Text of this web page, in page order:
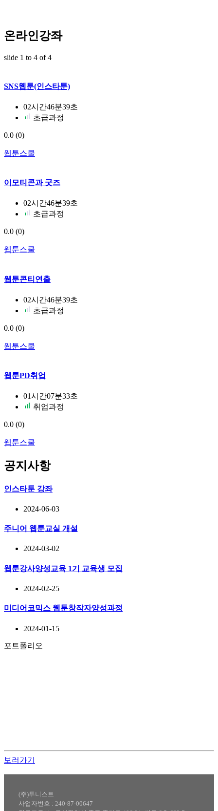
온라인강좌
slide 1 to 4 of 4
SNS웹툰(인스타툰)
02시간46분39초
초급과정
0.0 (0)
웹툰스쿨
이모티콘과 굿즈
02시간46분39초
초급과정
0.0 (0)
웹툰스쿨
웹툰콘티연출
02시간46분39초
초급과정
0.0 (0)
웹툰스쿨
웹툰PD취업
01시간07분33초
취업과정
0.0 (0)
웹툰스쿨
공지사항
인스타툰 강좌
2024-06-03
주니어 웹툰교실 개설
2024-03-02
웹툰강사양성교육 1기 교육생 모집
2024-02-25
미디어코믹스 웹툰창작자양성과정
2024-01-15
포트폴리오
보러가기
(주)투니스트
사업자번호 : 240-87-00647